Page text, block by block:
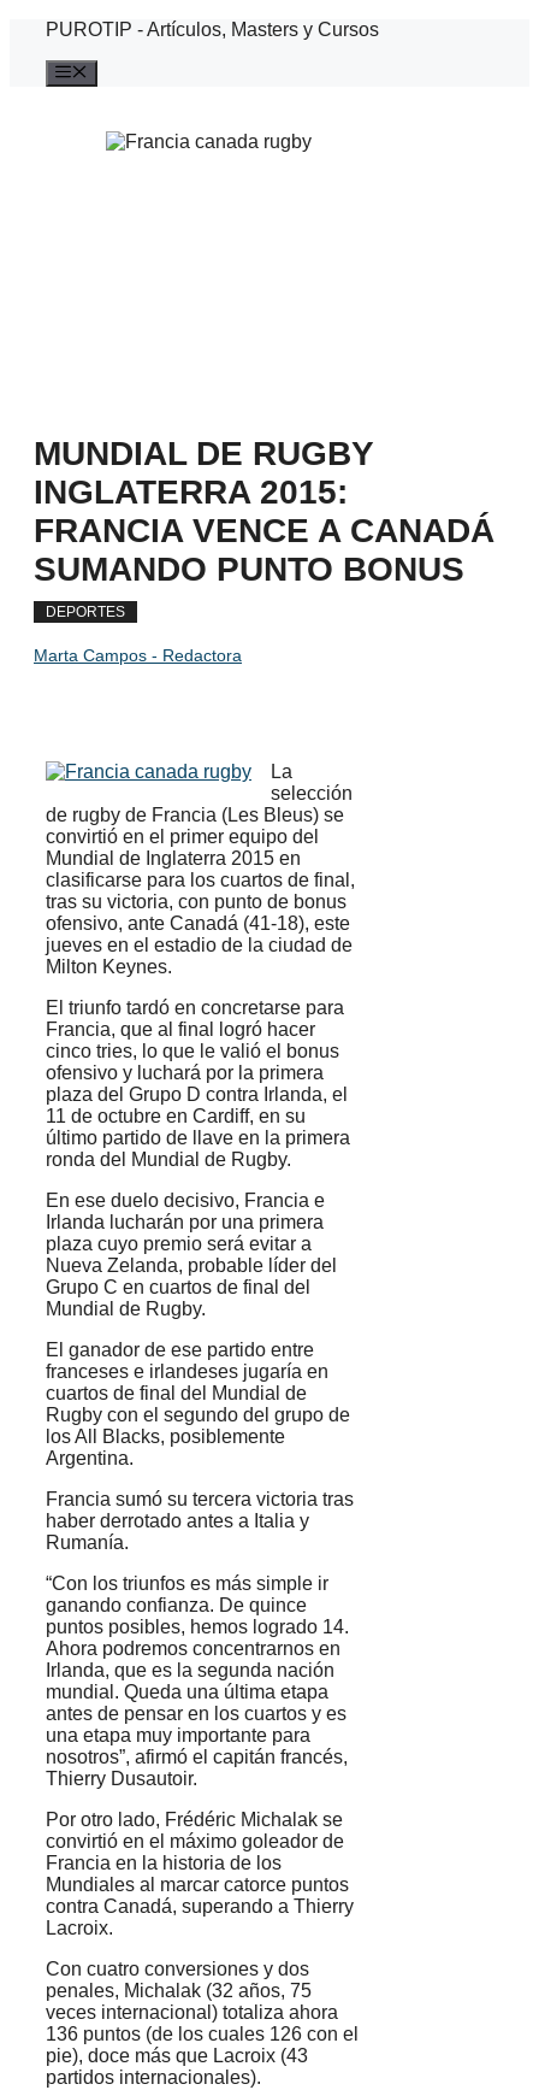
Saltar
contenido
PUROTIP - Artículos, Masters y Cursos
MUNDIAL DE RUGBY
INGLATERRA 2015:
FRANCIA VENCE A CANADÁ
SUMANDO PUNTO BONUS
DEPORTES
Marta Campos - Redactora
La
selección
de rugby de Francia (Les Bleus) se
convirtió en el primer equipo del
Mundial de Inglaterra 2015 en
clasificarse para los cuartos de final,
tras su victoria, con punto de bonus
ofensivo, ante Canadá (41-18), este
jueves en el estadio de la ciudad de
Milton Keynes.
El triunfo tardó en concretarse para
Francia, que al final logró hacer
cinco tries, lo que le valió el bonus
ofensivo y luchará por la primera
plaza del Grupo D contra Irlanda, el
11 de octubre en Cardiff, en su
último partido de llave en la primera
ronda del Mundial de Rugby.
En ese duelo decisivo, Francia e
Irlanda lucharán por una primera
plaza cuyo premio será evitar a
Nueva Zelanda, probable líder del
Grupo C en cuartos de final del
Mundial de Rugby.
El ganador de ese partido entre
franceses e irlandeses jugaría en
cuartos de final del Mundial de
Rugby con el segundo del grupo de
los All Blacks, posiblemente
Argentina.
Francia sumó su tercera victoria tras
haber derrotado antes a Italia y
Rumanía.
“Con los triunfos es más simple ir
ganando confianza. De quince
puntos posibles, hemos logrado 14.
Ahora podremos concentrarnos en
Irlanda, que es la segunda nación
mundial. Queda una última etapa
antes de pensar en los cuartos y es
una etapa muy importante para
nosotros”, afirmó el capitán francés,
Thierry Dusautoir.
Por otro lado, Frédéric Michalak se
convirtió en el máximo goleador de
Francia en la historia de los
Mundiales al marcar catorce puntos
contra Canadá, superando a Thierry
Lacroix.
Con cuatro conversiones y dos
penales, Michalak (32 años, 75
veces internacional) totaliza ahora
136 puntos (de los cuales 126 con el
pie), doce más que Lacroix (43
partidos internacionales).